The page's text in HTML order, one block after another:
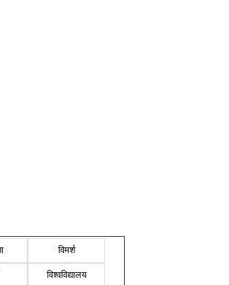
विमर्श
विश्वविद्यालय